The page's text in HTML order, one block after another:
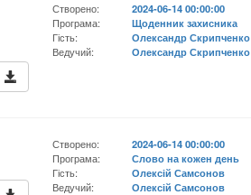
Створено:
2024-06-14 00:00:00
Програма:
Щоденник захисника
Гість:
Олександр Скрипченко
Ведучий:
Олександр Скрипченко
Створено:
2024-06-14 00:00:00
Програма:
Слово на кожен день
Гість:
Олексій Самсонов
Ведучий:
Олексій Самсонов